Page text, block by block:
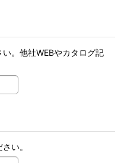
。他社WEBやカタログ記
い。